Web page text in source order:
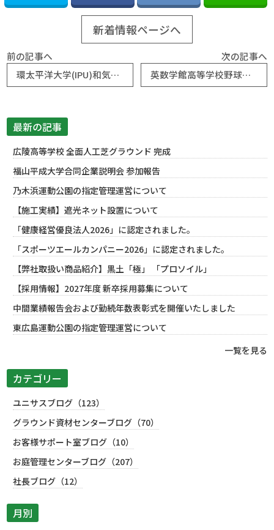
新着情報ページへ
前の記事へ
環太平洋大学(IPU)和気ベースボールパークのバックネット緩衝材取替工事を行いました。
次の記事へ
英数学館高等学校野球場の内野整備を行いました。
最新の記事
広陵高等学校 全面人工芝グラウンド 完成
福山平成大学合同企業説明会 参加報告
乃木浜運動公園の指定管理運営について
【施工実績】遮光ネット設置について
「健康経営優良法人2026」に認定されました。
「スポーツエールカンパニー2026」に認定されました。
【弊社取扱い商品紹介】黒土「極」 「プロソイル」
【採用情報】2027年度 新卒採用募集について
中間業績報告会および勤続年数表彰式を開催いたしました
東広島運動公園の指定管理運営について
一覧を見る
カテゴリー
ユニサスブログ（123）
グラウンド資材センターブログ（70）
お客様サポート室ブログ（10）
お庭管理センターブログ（207）
社長ブログ（12）
月別